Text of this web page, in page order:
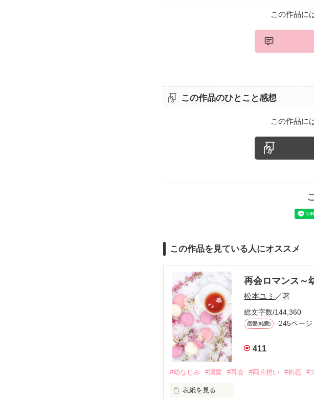
この作品に
この作品のひとこと感想
この作品に
この作品を見ている人にオススメ
再会ロマンス～
松本ユミ ／著
総文字数/144,360
恋愛(純愛) 245ページ
411
#幼なじみ #溺愛 #再会 #両片想い #初恋 #
表紙を見る